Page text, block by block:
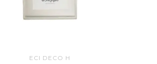
ECI DECO H